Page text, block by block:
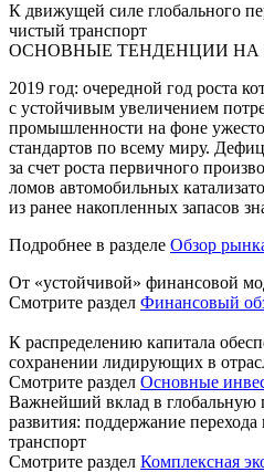
К движущей силе глобального
чистый транспорт
ОСНОВНЫЕ ТЕНДЕНЦИИ
2019 год: очередной год роста
с устойчивым увеличением
промышленности на фоне
стандартов по всему миру.
за счет роста первичного
ломов автомобильных
из ранее накопленных запасов
Подробнее в разделе Обзор
От «устойчивой» финансовой
Смотрите раздел Финансовый
К распределению капитала
сохранении лидирующих в
Смотрите раздел Основные
Важнейший вклад в глобальную
развития: поддержание
транспорт
Смотрите раздел Комплексная